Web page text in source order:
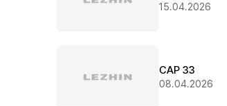
15.04.2026
CAP 33
08.04.2026